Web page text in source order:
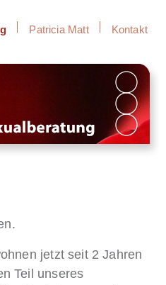
Patricia Matt Kontakt
jetzt seit 2 Jahren
Teil unseres